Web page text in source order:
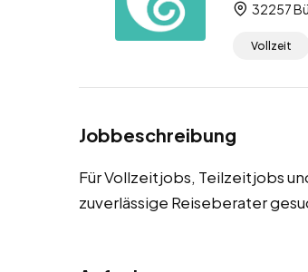
32257
Vollzeit
Jobbeschreibung
Für Vollzeitjobs, Teilzeitjobs
zuverlässige Reiseberater